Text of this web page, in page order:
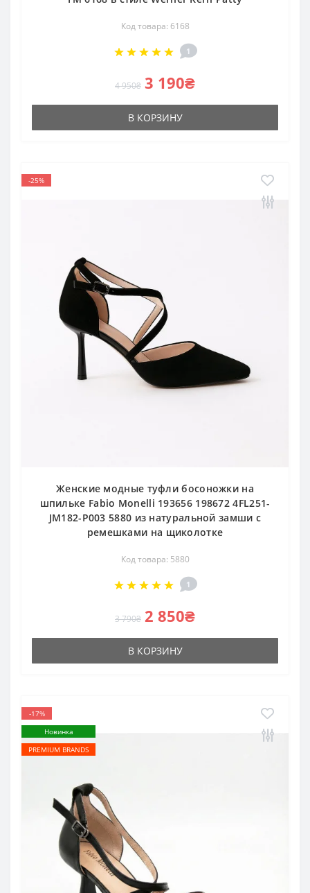
Код товара: 6168
1
4 950₴ 3 190₴
В КОРЗИНУ
-25%
Женские модные туфли босоножки на
шпильке Fabio Monelli 193656 198672 4FL251-
JM182-P003 5880 из натуральной замши с
ремешками на щиколотке
Код товара: 5880
1
3 790₴ 2 850₴
В КОРЗИНУ
-17%
Новинка
PREMIUM BRANDS